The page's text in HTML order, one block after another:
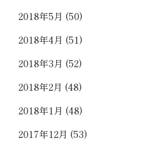
2018年5月 (50)
2018年4月 (51)
2018年3月 (52)
2018年2月 (48)
2018年1月 (48)
2017年12月 (53)